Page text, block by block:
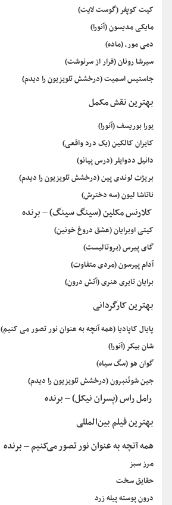
کیت کوپفر (گوست لایت)
مایکی مدیسون (آنورا)
دمی مور، (ماده)
سیرشا رونان (فرار از سرنوشت)
جاستیس اسمیت (درخشش تلویزیون را دیدم)
بهترین نقش مکمل
یورا بوریسف (آنورا)
کایران کالکین (یک درد واقعی)
دانیل ددوایلر (درس پیانو)
بریژت لوندی پین (درخشش تلویزیون را دیدم)
ناتاشا لیون (سه دخترش)
کلارنس مکلین (سینگ سینگ) – برنده
کیتی اوبرایان (عشق دروغ خونین)
گای پیرس (بروتالیست)
آدام پیرسون (مردی متفاوت)
برایان تایری هنری (آتش درون)
بهترین کارگردانی
پایال کاپادیا (همه آنچه به عنوان نور تصور می کنیم)
شان بیکر (آنورا)
گوان هو (سگ سیاه)
جین شوئنبرون (درخشش تلویزیون را دیدم)
رامل راس (پسران نیکل) – برنده
بهترین فیلم بین‌المللی
همه آنچه به عنوان نور تصور می‌کنیم – برنده
مرز سبز
حقایق سخت
درون پوسته پیله زرد